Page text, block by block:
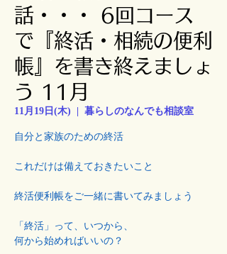
話・・・ 6回コース
で『終活・相続の便利
帳』を書き終えましょ
う 11月
11月19日(木) 暮らしのなんでも相談室
自分と家族のための終活
これだけは備えておきたいこと
終活便利帳をご一緒に書いてみましょう
「終活」って、いつから、
何から始めればいいの？